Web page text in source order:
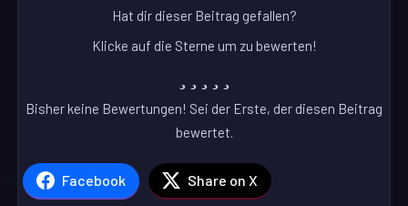
Hat dir dieser Beitrag gefallen?
Klicke auf die Sterne um zu bewerten!
Bisher keine Bewertungen! Sei der Erste, der diesen Beitrag
bewertet.
Facebook Share on X